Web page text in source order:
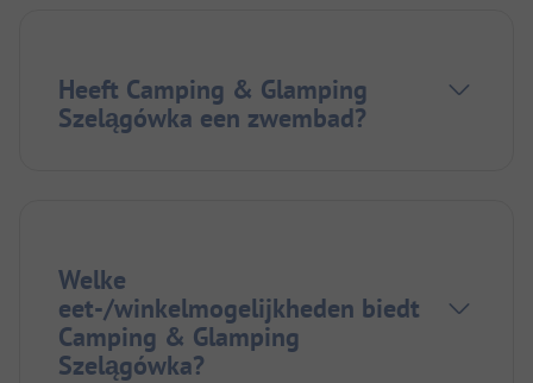
Heeft Camping & Glamping
Szelągówka een zwembad?
Welke
eet-/winkelmogelijkheden biedt
Camping & Glamping
Szelągówka?